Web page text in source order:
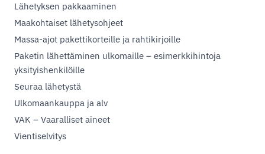
Lähetyksen pakkaaminen
Maakohtaiset lähetysohjeet
Massa-ajot pakettikorteille ja rahtikirjoille
Paketin lähettäminen ulkomaille – esimerkkihintoja
yksityishenkilöille
Seuraa lähetystä
Ulkomaankauppa ja alv
VAK – Vaaralliset aineet
Vientiselvitys